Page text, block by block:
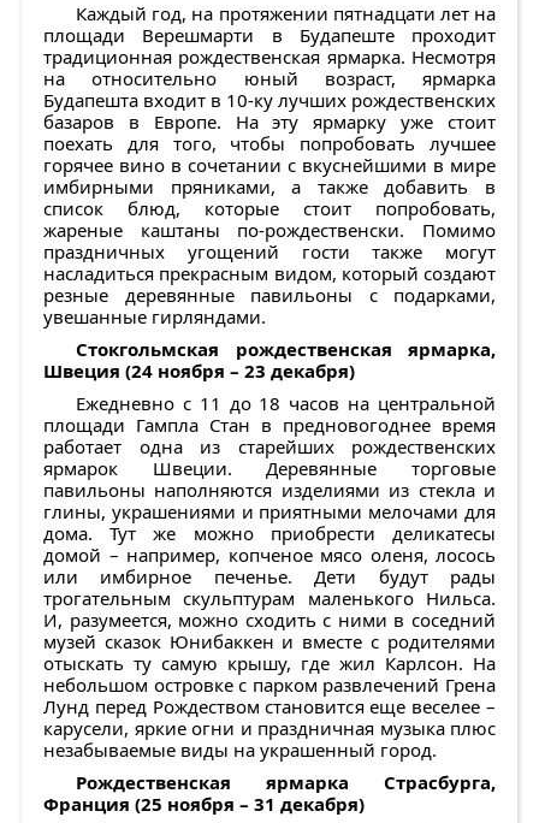
Каждый год, на протяжении пятнадцати лет на
площади Верешмарти в Будапеште проходит
традиционная рождественская ярмарка. Несмотря
на относительно юный возраст, ярмарка
Будапешта входит в 10-ку лучших рождественских
базаров в Европе. На эту ярмарку уже стоит
поехать для того, чтобы попробовать лучшее
горячее вино в сочетании с вкуснейшими в мире
имбирными пряниками, а также добавить в
список блюд, которые стоит попробовать,
жареные каштаны по-рождественски. Помимо
праздничных угощений гости также могут
насладиться прекрасным видом, который создают
резные деревянные павильоны с подарками,
увешанные гирляндами.
Стокгольмская рождественская ярмарка,
Швеция (24 ноября – 23 декабря)
Ежедневно с 11 до 18 часов на центральной
площади Гампла Стан в предновогоднее время
работает одна из старейших рождественских
ярмарок Швеции. Деревянные торговые
павильоны наполняются изделиями из стекла и
глины, украшениями и приятными мелочами для
дома. Тут же можно приобрести деликатесы
домой – например, копченое мясо оленя, лосось
или имбирное печенье. Дети будут рады
трогательным скульптурам маленького Нильса.
И, разумеется, можно сходить с ними в соседний
музей сказок Юнибаккен и вместе с родителями
отыскать ту самую крышу, где жил Карлсон. На
небольшом островке с парком развлечений Грена
Лунд перед Рождеством становится еще веселее –
карусели, яркие огни и праздничная музыка плюс
незабываемые виды на украшенный город.
Рождественская ярмарка Страсбурга,
Франция (25 ноября – 31 декабря)